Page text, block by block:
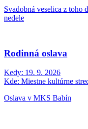
Svadobná veselica z toho
nedele
Rodinná oslava
Kedy: 19. 9. 2026
Kde: Miestne kultúrne
Oslava v MKS Babín